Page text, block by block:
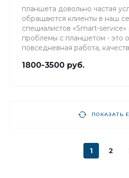
планшета довольно частая
обращаются клиенты в наш
специалистов «Smart-
проблемы с планшетом - это
повседневная работа,
1800-3500 руб.
ПОКАЗАТЬ
1 2